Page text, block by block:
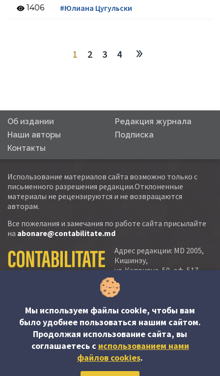
1406 #Юлиана Цугульски
1 2 3 4
Об издании
Редакция журнала
Наши авторы
Подписка
Контакты
Использование материалов сайта возможно только с
письменного разрешения редакции.Отклоненные
материалы не рецензируются и не возвращаются
авторам.
Все пожелания и замечания по работе сайта присылайте
на abonare@contabilitate.md
Адрес редакции: MD 2005,
Кишинэу,
ул. Кэприяна, 50, оф. 517-
518
тел.:
тел./факс: (+373 22) 22 53 90
e-mail:
abonare@contabilitate.md
newsletter:
contabilitate
Мы используем файлы cookie, чтобы вам
было удобнее пользоваться нашим сайтом.
Продолжая использование сайта, вы
соглашаетесь c использованием нами
файлов cookies.